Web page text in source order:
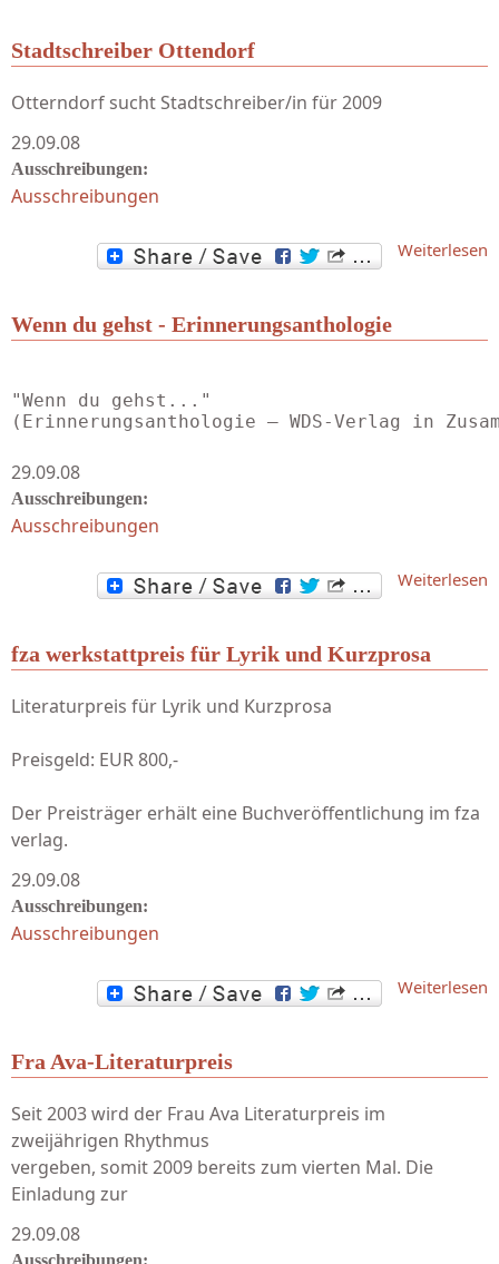
Stadtschreiber Ottendorf
Otterndorf sucht Stadtschreiber/in für 2009
29.09.08
Ausschreibungen:
Ausschreibungen
Weiterlesen
Wenn du gehst - Erinnerungsanthologie
"Wenn du gehst..."
(Erinnerungsanthologie – WDS-Verlag in
29.09.08
Ausschreibungen:
Ausschreibungen
Weiterlesen
fza werkstattpreis für Lyrik und Kurzprosa
Literaturpreis für Lyrik und Kurzprosa
Preisgeld: EUR 800,-
Der Preisträger erhält eine Buchveröffentlichung im fza
verlag.
29.09.08
Ausschreibungen:
Ausschreibungen
Weiterlesen
Fra Ava-Literaturpreis
Seit 2003 wird der Frau Ava Literaturpreis im
zweijährigen Rhythmus
vergeben, somit 2009 bereits zum vierten Mal. Die
Einladung zur
29.09.08